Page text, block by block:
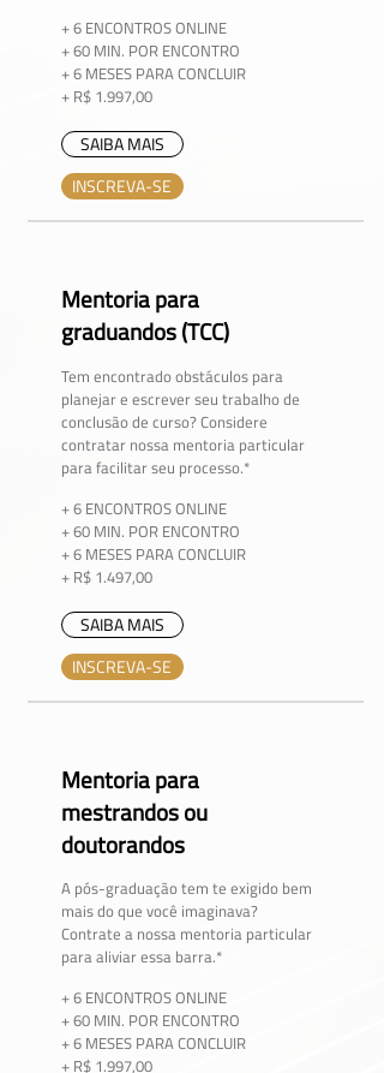
+ 6 ENCONTROS ONLINE
+ 60 MIN. POR ENCONTRO
+ 6 MESES PARA CONCLUIR
+ R$ 1.997,00
SAIBA MAIS
INSCREVA-SE
Mentoria para
graduandos (TCC)
Tem encontrado obstáculos para
planejar e escrever seu trabalho de
conclusão de curso? Considere
contratar nossa mentoria particular
para facilitar seu processo.*
+ 6 ENCONTROS ONLINE
+ 60 MIN. POR ENCONTRO
+ 6 MESES PARA CONCLUIR
+ R$ 1.497,00
SAIBA MAIS
INSCREVA-SE
Mentoria para
mestrandos ou
doutorandos
A pós-graduação tem te exigido bem
mais do que você imaginava?
Contrate a nossa mentoria particular
para aliviar essa barra.*
+ 6 ENCONTROS ONLINE
+ 60 MIN. POR ENCONTRO
+ 6 MESES PARA CONCLUIR
+ R$ 1.997,00